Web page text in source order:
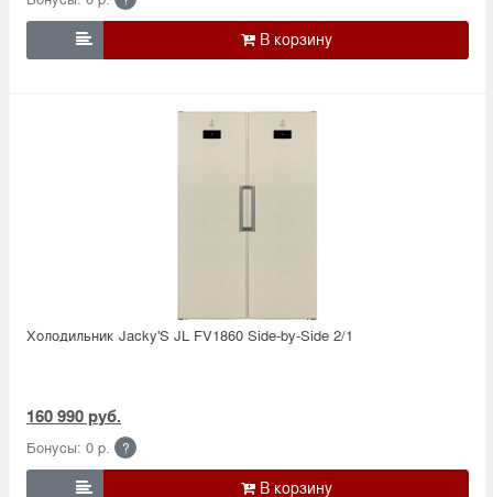

Холодильник Jacky'S JL FV1860 Side-by-Side 2/1
160 990 руб.
Бонусы: 0 р. ?
